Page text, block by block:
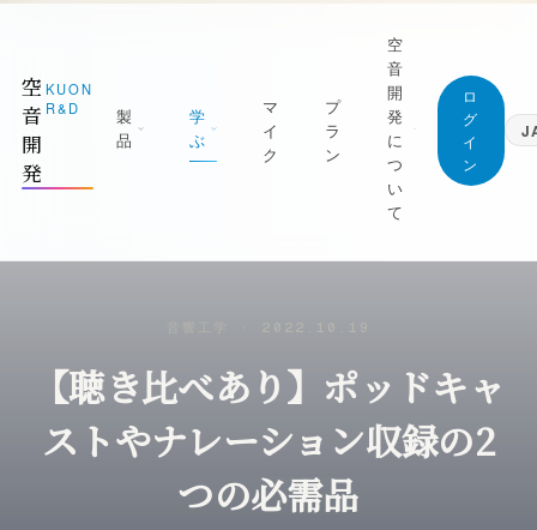
空
音
開
発
KUON
R&D
製
品
日を捉える｜P-86S・KUON DAW・
DAR・LESSON RECORDER
整える
の一本にする｜MONTAGE・
・ANALYZER・INTONATION
学
ぶ
新着と、書き直した記事を新しい順に
録音技術
マイクの立て方と楽器別の録り方
残響・反射・測定・ルームアコースティック
マ
イ
ク
プ
ラ
ン
空
音
開
発
に
つ
い
て
マニフェスト
創業者
世界初の技術
ブラウザだけで完結することを、世界で初め
実現した技術
ロ
グ
イ
ン
日本語
2022.10.19
【聴き比べあり】ポッドキャ
ストやナレーション収録の2
つの必需品